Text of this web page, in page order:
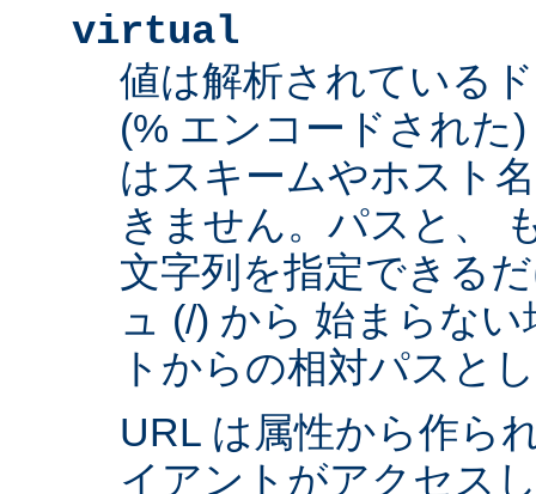
virtual
値は解析されている
(% エンコードされた
はスキームやホスト
きません。パスと、
文字列を指定できる
ュ (/) から 始まらな
トからの相対パスと
URL は属性から作ら
イアントがアクセス